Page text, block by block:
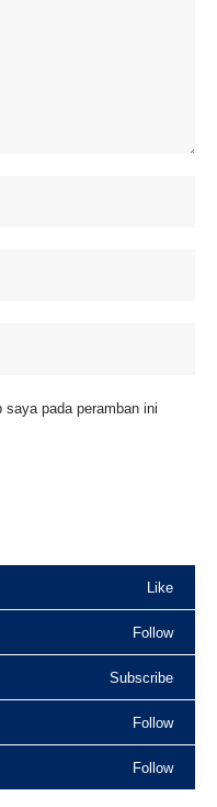
pada peramban ini
Like
Follow
Subscribe
Follow
Follow